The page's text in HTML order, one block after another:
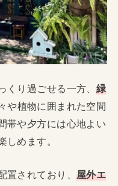
くり過ごせる一方、 緑
や植物に囲まれた空間
帯や夕方には心地よい
しめます。
置されており、 屋外エ